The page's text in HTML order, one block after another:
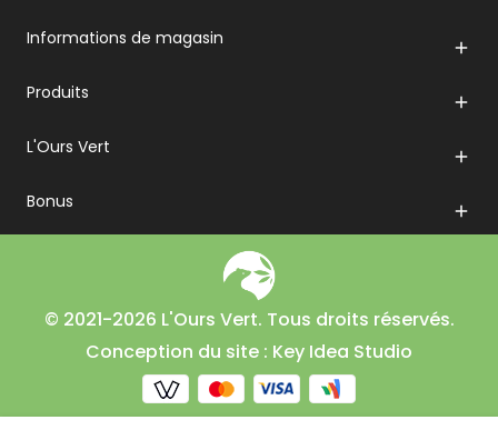
Informations de magasin 
Produits 
L'Ours Vert 
Bonus 
© 2021-2026 L'Ours Vert. Tous droits réservés.
Conception du site : Key Idea Studio